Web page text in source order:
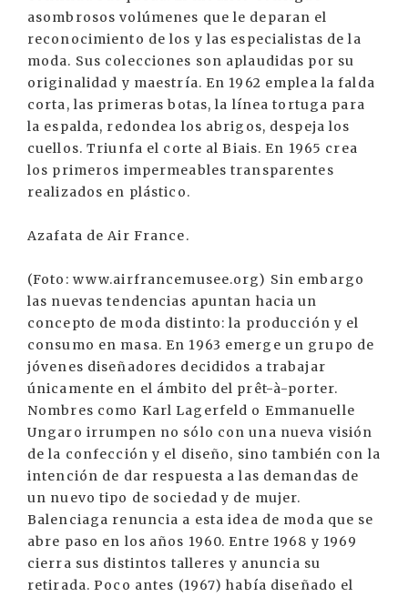
asombrosos volúmenes que le deparan el
reconocimiento de los y las especialistas de la
moda. Sus colecciones son aplaudidas por su
originalidad y maestría. En 1962 emplea la falda
corta, las primeras botas, la línea tortuga para
la espalda, redondea los abrigos, despeja los
cuellos. Triunfa el corte al Biais. En 1965 crea
los primeros impermeables transparentes
realizados en plástico.
Azafata de Air France.
(Foto: www.airfrancemusee.org) Sin embargo
las nuevas tendencias apuntan hacia un
concepto de moda distinto: la producción y el
consumo en masa. En 1963 emerge un grupo de
jóvenes diseñadores decididos a trabajar
únicamente en el ámbito del prêt-à-porter.
Nombres como Karl Lagerfeld o Emmanuelle
Ungaro irrumpen no sólo con una nueva visión
de la confección y el diseño, sino también con la
intención de dar respuesta a las demandas de
un nuevo tipo de sociedad y de mujer.
Balenciaga renuncia a esta idea de moda que se
abre paso en los años 1960. Entre 1968 y 1969
cierra sus distintos talleres y anuncia su
retirada. Poco antes (1967) había diseñado el